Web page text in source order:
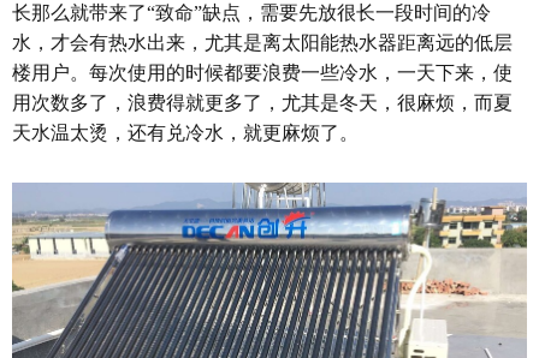
长那么就带来了“致命”缺点，需要先放很长一段时间的冷
水，才会有热水出来，尤其是离太阳能热水器距离远的低层
楼用户。每次使用的时候都要浪费一些冷水，一天下来，使
用次数多了，浪费得就更多了，尤其是冬天，很麻烦，而夏
天水温太烫，还有兑冷水，就更麻烦了。